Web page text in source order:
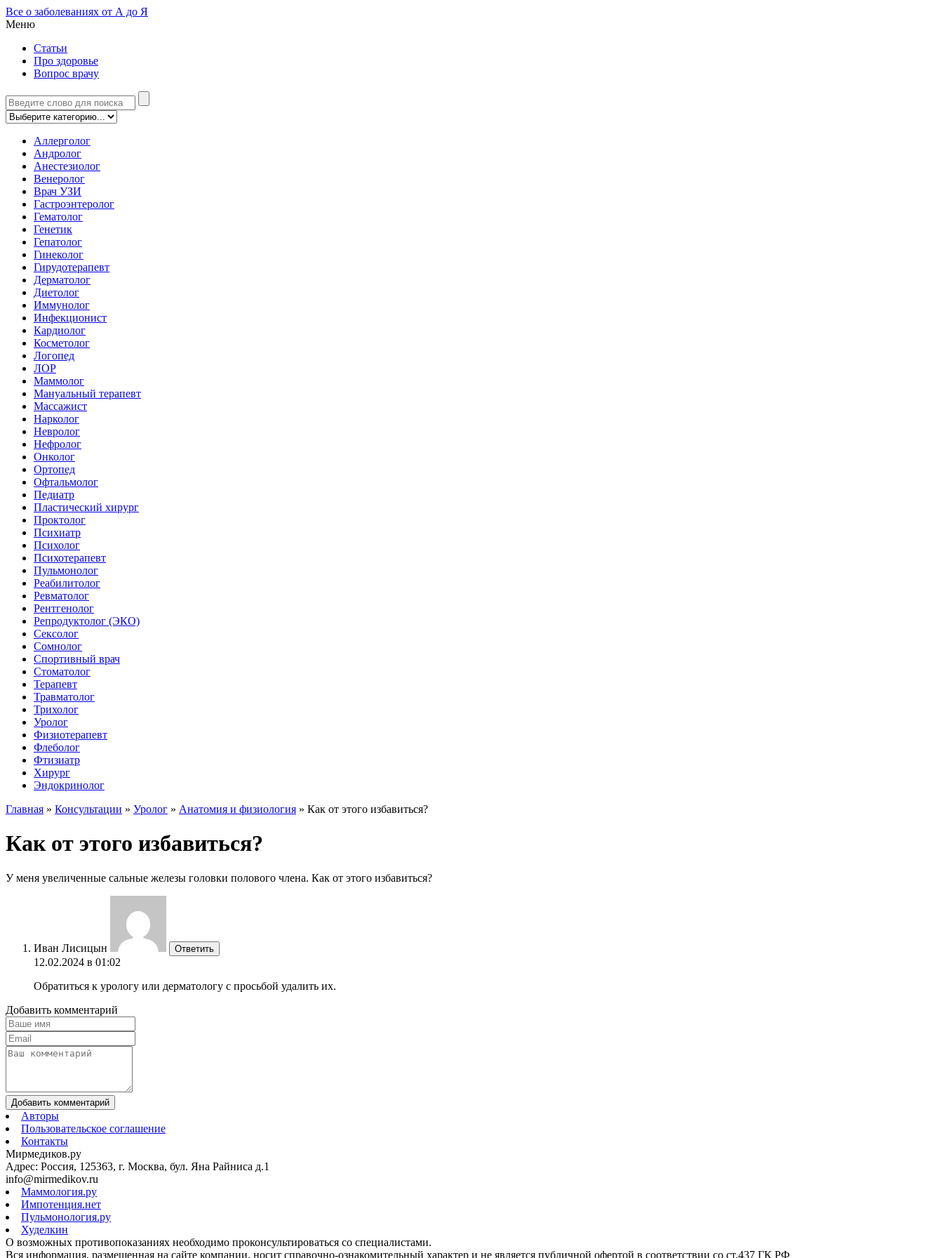
Все о заболеваниях от А до Я
Меню
Статьи
Про здоровье
Вопрос врачу
Аллерголог
Андролог
Анестезиолог
Венеролог
Врач УЗИ
Гастроэнтеролог
Гематолог
Генетик
Гепатолог
Гинеколог
Гирудотерапевт
Дерматолог
Диетолог
Иммунолог
Инфекционист
Кардиолог
Косметолог
Логопед
ЛОР
Маммолог
Мануальный терапевт
Массажист
Нарколог
Невролог
Нефролог
Онколог
Ортопед
Офтальмолог
Педиатр
Пластический хирург
Проктолог
Психиатр
Психолог
Психотерапевт
Пульмонолог
Реабилитолог
Ревматолог
Рентгенолог
Репродуктолог (ЭКО)
Сексолог
Сомнолог
Спортивный врач
Стоматолог
Терапевт
Травматолог
Трихолог
Уролог
Физиотерапевт
Флеболог
Фтизиатр
Хирург
Эндокринолог
Главная » Консультации » Уролог » Анатомия и физиология » Как от этого избавиться?
Как от этого избавиться?
У меня увеличенные сальные железы головки полового члена. Как от этого избавиться?
Иван Лисицын Ответить
12.02.2024 в 01:02
Обратиться к урологу или дерматологу с просьбой удалить их.
Добавить комментарий
Добавить комментарий
Авторы
Пользовательское соглашение
Контакты
Мирмедиков.ру
Адрес: Россия, 125363, г. Москва, бул. Яна Райниса д.1
info@mirmedikov.ru
Маммология.ру
Импотенция.нет
Пульмонология.ру
Худелкин
О возможных противопоказаниях необходимо проконсультироваться со специалистами.
Вся информация, размещенная на сайте компании, носит справочно-ознакомительный характер и не является публичной офертой в соответствии со ст.437 ГК РФ